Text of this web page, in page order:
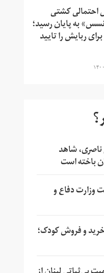
احتمالی کشتی
به پایان رسید؛
ربایش را تایید
شاهد
باخته است
وزارت دفاع و
و فروش کودک؛